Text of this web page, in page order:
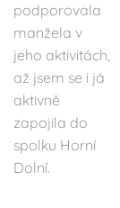
podporovala
manžela v
jeho aktivitách,
až jsem se i já
aktivně
zapojila do
spolku Horní
Dolní.